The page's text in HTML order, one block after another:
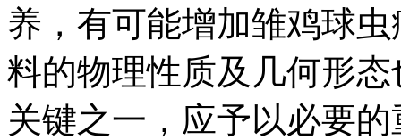
养，有可能增加雏鸡球
料的物理性质及几何形
关键之一，应予以必要